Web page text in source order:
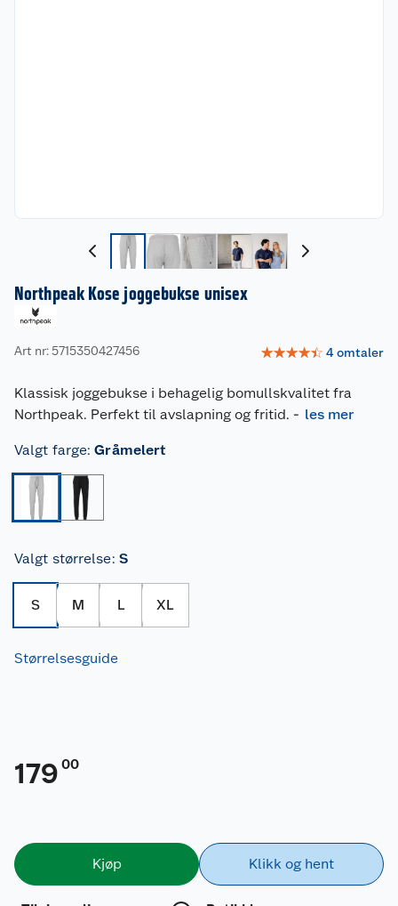
Northpeak Kose joggebukse unisex
Art nr: 5715350427456 ☆☆☆☆☆ 4omtaler
Klassisk joggebukse i behagelig bomullskvalitet fra
Northpeak. Perfekt til avslapning og fritid. - les mer
Valgt farge: Gråmelert
Valgt størrelse: S
S M L XL
Størrelsesguide
179 00
Kjøp Klikk og hent